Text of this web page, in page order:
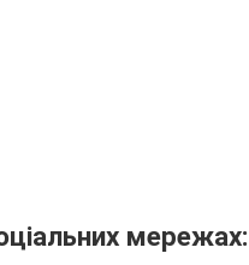
мережах: